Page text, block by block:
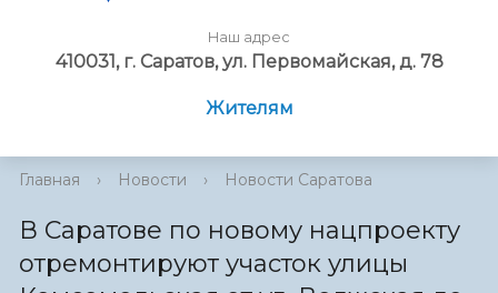
Наш адрес
410031, г. Саратов, ул. Первомайская, д. 78
Жителям
Главная › Новости › Новости Саратова
В Саратове по новому нацпроекту
отремонтируют участок улицы